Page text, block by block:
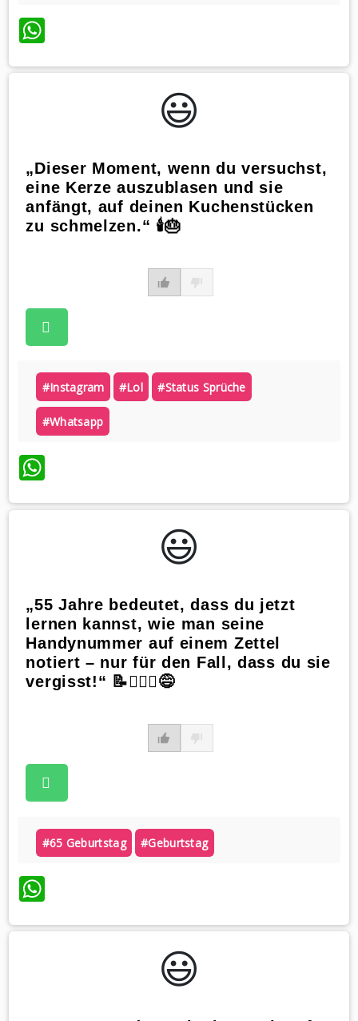
WhatsApp
😃️
„Dieser Moment, wenn du versuchst,
eine Kerze auszublasen und sie
anfängt, auf deinen Kuchenstücken
zu schmelzen.“ 🕯️🎂
#instagram #lol #status Sprüche
#whatsapp
WhatsApp
😃️
„55 Jahre bedeutet, dass du jetzt
lernen kannst, wie man seine
Handynummer auf einem Zettel
notiert – nur für den Fall, dass du sie
vergisst!“ 📝🤷🏼‍♀️😅
#65 Geburtstag #geburtstag
WhatsApp
😃️